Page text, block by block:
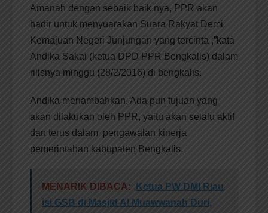
Amanah dengan sebaik baik nya, PPR akan
hadir untuk menyuarakan Suara Rakyat Demi
Kemajuan Negeri Junjungan yang tercinta ,”kata
Andika Sakai (ketua DPD PPR Bengkalis) dalam
rilisnya minggu (28/2/2016) di bengkalis.
Andika menambahkan, Ada pun tujuan yang
akan dilakukan oleh PPR, yaitu akan selalu aktif
dan terus dalam pengawalan kinerja
pemerintahan kabupaten Bengkalis.
MENARIK DIBACA:
Ketua PW DMI Riau
isi GSB di Masjid Al Muawwanah Duri,